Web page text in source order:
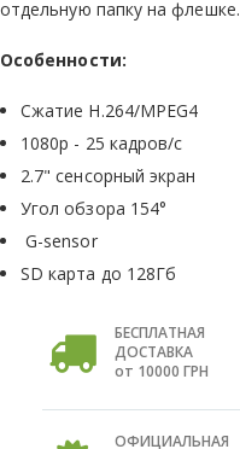
отдельную папку на флешке.
Особенности:
Сжатие H.264/MPEG4
1080р - 25 кадров/с
2.7" сенсорный экран
Угол обзора 154°
G-sensor
SD карта до 128Гб
БЕСПЛАТНАЯ
ДОСТАВКА
от 10000 ГРН
ОФИЦИАЛЬНАЯ